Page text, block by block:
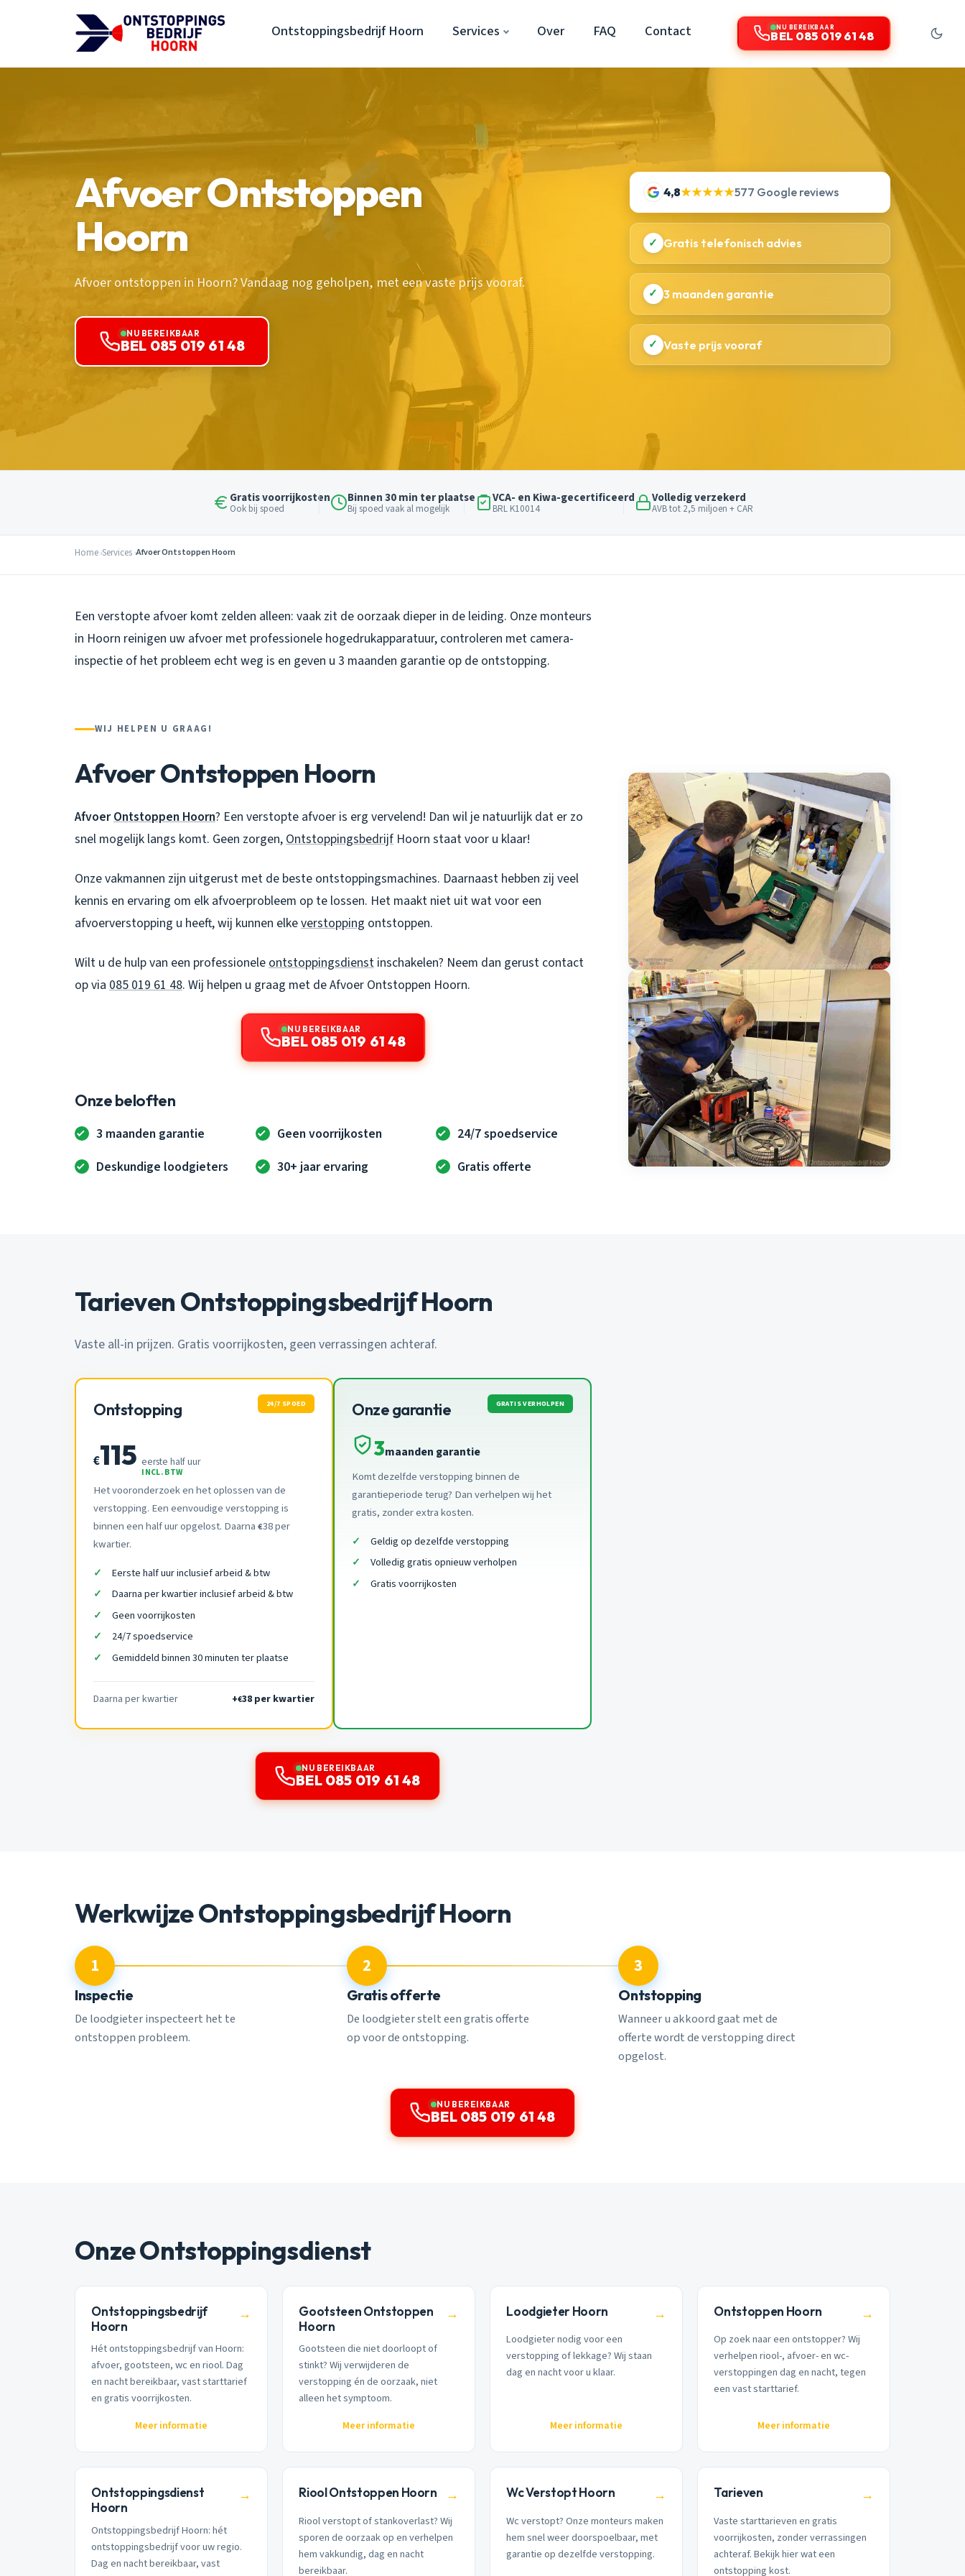
Ontstoppingsbedrijf Hoorn Services Over FAQ Contact NU BEREIKBAAR
BEL 085 019 61 48
Afvoer Ontstoppen
Hoorn
Afvoer ontstoppen in Hoorn? Vandaag nog geholpen, met een vaste prijs vooraf.
NU BEREIKBAAR
BEL 085 019 61 48
4,8★★★★★577 Google reviews
✓ Gratis telefonisch advies
✓ 3 maanden garantie
✓ Vaste prijs vooraf
Gratis voorrijkosten
Ook bij spoed
Binnen 30 min ter plaatse
Bij spoed vaak al mogelijk
VCA- en Kiwa-gecertificeerd
BRL K10014
Volledig verzekerd
AVB tot 2,5 miljoen + CAR
Home Services Afvoer Ontstoppen Hoorn
Een verstopte afvoer komt zelden alleen: vaak zit de oorzaak dieper in de leiding. Onze monteurs
in Hoorn reinigen uw afvoer met professionele hogedrukapparatuur, controleren met camera-
inspectie of het probleem echt weg is en geven u 3 maanden garantie op de ontstopping.
WIJ HELPEN U GRAAG!
Afvoer Ontstoppen Hoorn
AfvoerOntstoppen Hoorn? Een verstopte afvoer is erg vervelend! Dan wil je natuurlijk dat er zo
snel mogelijk langs komt. Geen zorgen, Ontstoppingsbedrijf Hoorn staat voor u klaar!
Onze vakmannen zijn uitgerust met de beste ontstoppingsmachines. Daarnaast hebben zij veel
kennis en ervaring om elk afvoerprobleem op te lossen. Het maakt niet uit wat voor een
afvoerverstopping u heeft, wij kunnen elkeverstopping ontstoppen.
Wilt u de hulp van een professionele ontstoppingsdienst inschakelen? Neem dan gerust contact
op via 085 019 61 48. Wij helpen u graag met deAfvoer Ontstoppen Hoorn.
NU BEREIKBAAR
BEL 085 019 61 48
Onze beloften
3 maanden garantie Geen voorrijkosten
24/7 spoedservice
Deskundige loodgieters
30+ jaar ervaring Gratis offerte
Tarieven Ontstoppingsbedrijf Hoorn
Vaste all-in prijzen. Gratis voorrijkosten, geen verrassingen achteraf.
Ontstopping 24/7 SPOED
€115 eerste half uur
INCL. BTW
Het vooronderzoek en het oplossen van de
verstopping. Een eenvoudige verstopping is
binnen een half uur opgelost. Daarna €38 per
kwartier.
Eerste half uur inclusief arbeid & btw
Daarna per kwartier inclusief arbeid & btw
Geen voorrijkosten
24/7 spoedservice
Gemiddeld binnen 30 minuten ter plaatse
Daarna per kwartier +€38 per kwartier
Onze garantie GRATIS VERHOLPEN
3maanden garantie
Komt dezelfde verstopping binnen de
garantieperiode terug? Dan verhelpen wij het
gratis, zonder extra kosten.
Geldig op dezelfde verstopping
Volledig gratis opnieuw verholpen
Gratis voorrijkosten
NU BEREIKBAAR
BEL 085 019 61 48
Werkwijze Ontstoppingsbedrijf Hoorn
1
Inspectie
De loodgieter inspecteert het te
ontstoppen probleem.
2
Gratis offerte
De loodgieter stelt een gratis offerte
op voor de ontstopping.
3
Ontstopping
Wanneer u akkoord gaat met de
offerte wordt de verstopping direct
opgelost.
NU BEREIKBAAR
BEL 085 019 61 48
Onze Ontstoppingsdienst
Ontstoppingsbedrijf
Hoorn
→
Hét ontstoppingsbedrijf van Hoorn:
afvoer, gootsteen, wc en riool. Dag
en nacht bereikbaar, vast starttarief
en gratis voorrijkosten.
Meer informatie
Gootsteen Ontstoppen
Hoorn
→
Gootsteen die niet doorloopt of
stinkt? Wij verwijderen de
verstopping én de oorzaak, niet
alleen het symptoom.
Meer informatie
Loodgieter Hoorn →
Loodgieter nodig voor een
verstopping of lekkage? Wij staan
dag en nacht voor u klaar.
Meer informatie
Ontstoppen Hoorn →
Op zoek naar een ontstopper? Wij
verhelpen riool-, afvoer- en wc-
verstoppingen dag en nacht, tegen
een vast starttarief.
Meer informatie
Ontstoppingsdienst
Hoorn
→
Ontstoppingsbedrijf Hoorn: hét
ontstoppingsbedrijf voor uw regio.
Dag en nacht bereikbaar, vast
Riool Ontstoppen Hoorn →
Riool verstopt of stankoverlast? Wij
sporen de oorzaak op en verhelpen
hem vakkundig, dag en nacht
bereikbaar.
Wc Verstopt Hoorn →
Wc verstopt? Onze monteurs maken
hem snel weer doorspoelbaar, met
garantie op dezelfde verstopping.
Tarieven →
Vaste starttarieven en gratis
voorrijkosten, zonder verrassingen
achteraf. Bekijk hier wat een
ontstopping kost.